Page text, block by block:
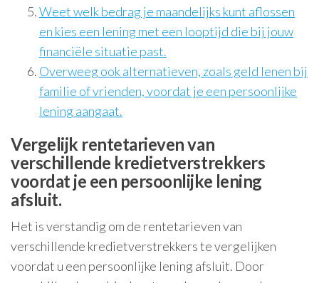
Weet welk bedrag je maandelijks kunt aflossen
en kies een lening met een looptijd die bij jouw
financiële situatie past.
Overweeg ook alternatieven, zoals geld lenen bij
familie of vrienden, voordat je een persoonlijke
lening aangaat.
Vergelijk rentetarieven van
verschillende kredietverstrekkers
voordat je een persoonlijke lening
afsluit.
Het is verstandig om de rentetarieven van
verschillende kredietverstrekkers te vergelijken
voordat u een persoonlijke lening afsluit. Door